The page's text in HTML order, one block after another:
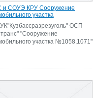
и СОУЭ КРУ Сооружение
участка
ОСП
"Сооружение
участка №1058,1071"